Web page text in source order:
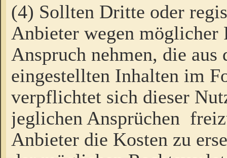
(4) Sollten Dritte oder
Anbieter wegen möglicher
Anspruch nehmen, die
eingestellten Inhalten im
verpflichtet sich dieser
jeglichen Ansprüchen
Anbieter die Kosten zu